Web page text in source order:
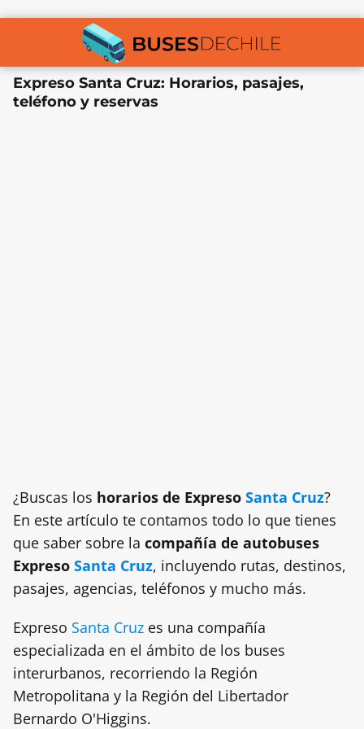
Expreso Santa Cruz: Horarios, pasajes,
teléfono y reservas
¿Buscas los horarios de Expreso Santa Cruz?
En este artículo te contamos todo lo que tienes
que saber sobre la compañía de autobuses
Expreso Santa Cruz, incluyendo rutas, destinos,
pasajes, agencias, teléfonos y mucho más.
Expreso Santa Cruz es una compañía
especializada en el ámbito de los buses
interurbanos, recorriendo la Región
Metropolitana y la Región del Libertador
Bernardo O'Higgins.